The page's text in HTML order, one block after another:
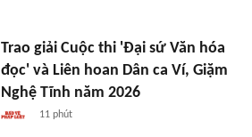
Trao giải Cuộc thi 'Đại sứ Văn hóa
đọc' và Liên hoan Dân ca Ví, Giặm
Nghệ Tĩnh năm 2026
11 phút